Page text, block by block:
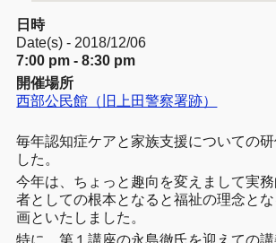
日時
Date(s) - 2018/12/06
7:00 pm - 8:30 pm
開催場所
西部公民館（旧上田警察署跡）
毎年認知症ケアと家族支援についての
した。
今年は、ちょっと趣向を変えまして実
者としての根本となると福祉の理念と
画といたしました。
特に、第１講座の永島徹氏を迎えての